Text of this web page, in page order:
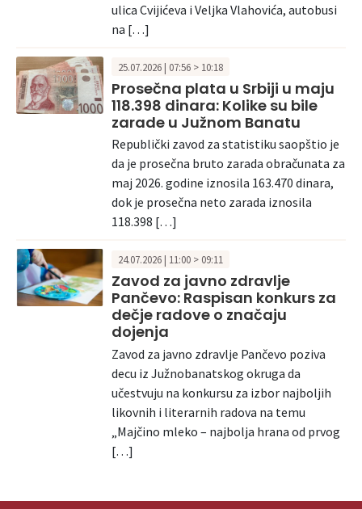
ulica Cvijićeva i Veljka Vlahovića, autobusi
na […]
25.07.2026 | 07:56 > 10:18
Prosečna plata u Srbiji u maju
118.398 dinara: Kolike su bile
zarade u Južnom Banatu
Republički zavod za statistiku saopštio je
da je prosečna bruto zarada obračunata za
maj 2026. godine iznosila 163.470 dinara,
dok je prosečna neto zarada iznosila
118.398 […]
24.07.2026 | 11:00 > 09:11
Zavod za javno zdravlje
Pančevo: Raspisan konkurs za
dečje radove o značaju
dojenja
Zavod za javno zdravlje Pančevo poziva
decu iz Južnobanatskog okruga da
učestvuju na konkursu za izbor najboljih
likovnih i literarnih radova na temu
„Majčino mleko – najbolja hrana od prvog
[…]